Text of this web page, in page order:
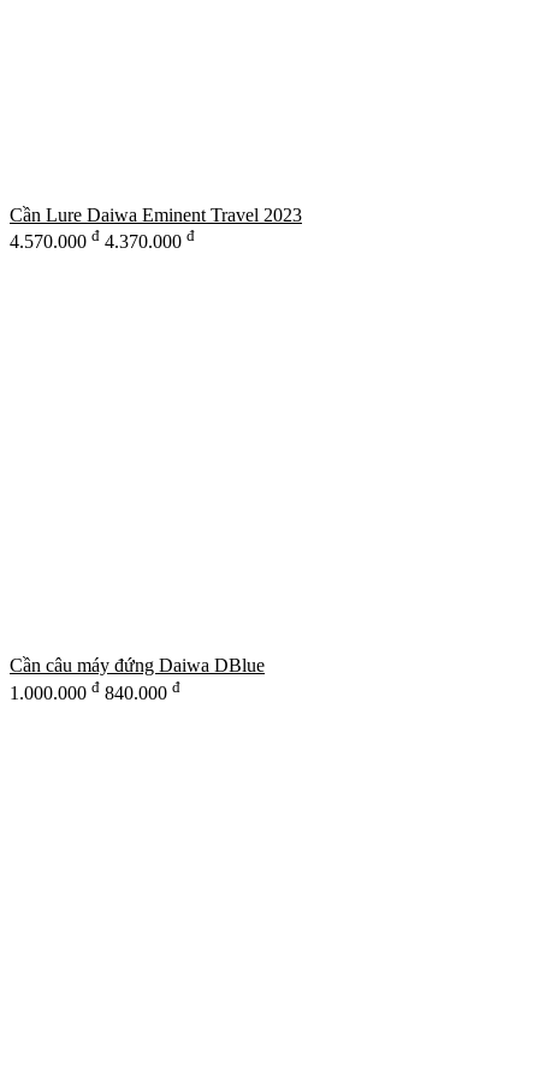
Cần Lure Daiwa Eminent Travel 2023
4.570.000 đ 4.370.000 đ
Cần câu máy đứng Daiwa DBlue
1.000.000 đ 840.000 đ